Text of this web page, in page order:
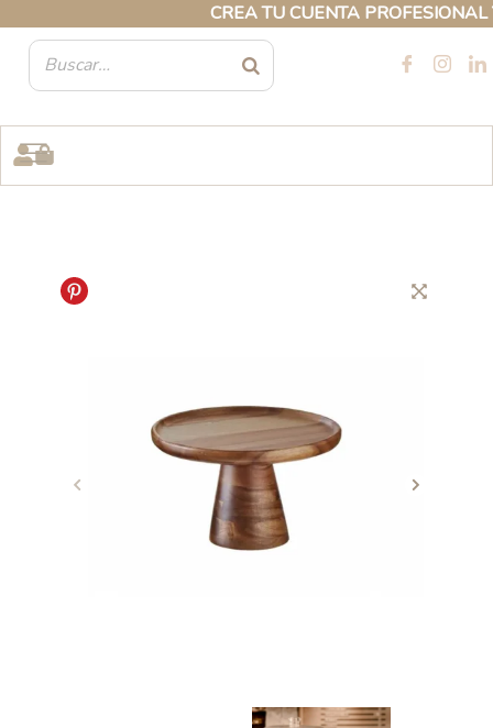
CREA TU CUENTA PROFESIONAL Y
contenido